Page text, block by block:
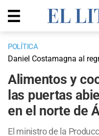
POLÍTICA
Daniel Costamagna al
Alimentos y
las puertas
en el norte de
El ministro de la